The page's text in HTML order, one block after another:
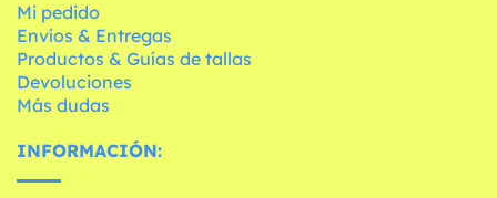
Mi pedido
Envíos & Entregas
Productos & Guías de tallas
Devoluciones
Más dudas
INFORMACIÓN: